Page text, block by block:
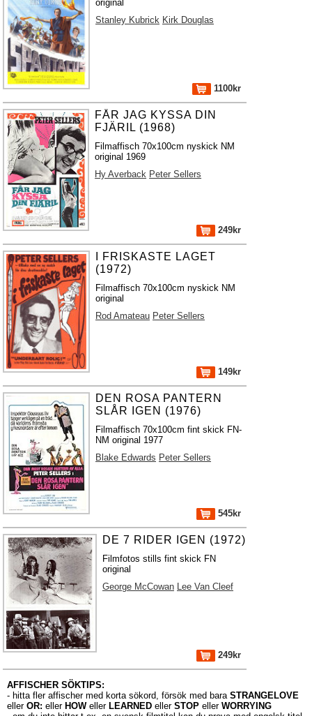
original
Stanley Kubrick Kirk Douglas
1100kr
FÅR JAG KYSSA DIN
FJÄRIL (1968)
Filmaffisch 70x100cm nyskick NM
original 1969
Hy Averback Peter Sellers
249kr
I FRISKASTE LAGET
(1972)
Filmaffisch 70x100cm nyskick NM
original
Rod Amateau Peter Sellers
149kr
DEN ROSA PANTERN
SLÅR IGEN (1976)
Filmaffisch 70x100cm fint skick FN-
NM original 1977
Blake Edwards Peter Sellers
545kr
DE 7 RIDER IGEN (1972)
Filmfotos stills fint skick FN
original
George McCowan Lee Van Cleef
249kr
AFFISCHER SÖKTIPS:
- hitta fler affischer med korta sökord, försök med bara STRANGELOVE
eller OR: eller HOWeller LEARNED eller STOP eller WORRYING